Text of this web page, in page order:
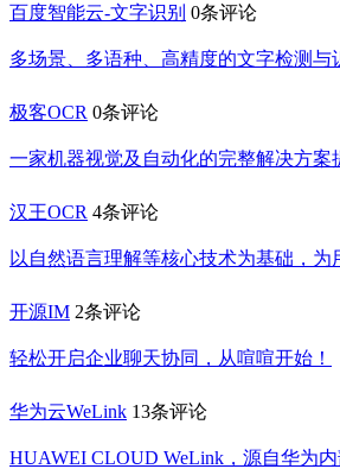
百度智能云-文字识别 0条评论
多场景、多语种、高精度的文字检测
极客OCR 0条评论
一家机器视觉及自动化的完整解决方案
汉王OCR 4条评论
以自然语言理解等核心技术为基础，
开源IM 2条评论
轻松开启企业聊天协同，从喧喧开始！
华为云WeLink 13条评论
HUAWEI CLOUD WeLink，源自华为